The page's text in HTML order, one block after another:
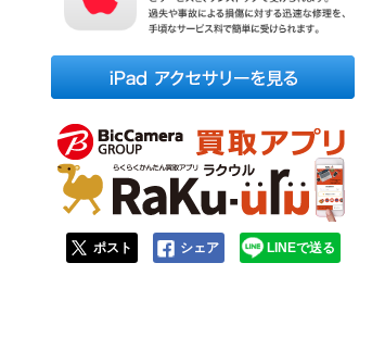
ポスト シェア LINEで送る